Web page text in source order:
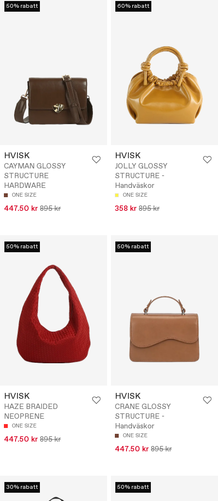
50% rabatt
HVISK
CAYMAN GLOSSY
STRUCTURE
HARDWARE
ONE SIZE
447.50 kr 895 kr
60% rabatt
HVISK
JOLLY GLOSSY
STRUCTURE -
Handväskor
ONE SIZE
358 kr 895 kr
50% rabatt
HVISK
HAZE BRAIDED
NEOPRENE
ONE SIZE
447.50 kr 895 kr
50% rabatt
HVISK
CRANE GLOSSY
STRUCTURE -
Handväskor
ONE SIZE
447.50 kr 895 kr
30% rabatt 50% rabatt